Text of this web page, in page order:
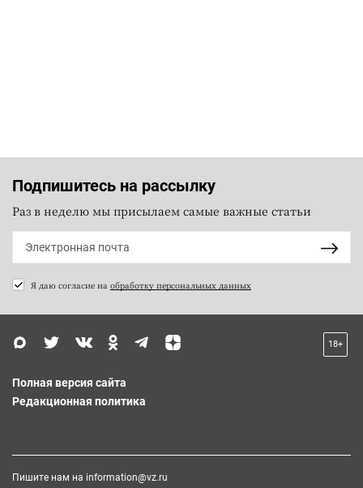
Подпишитесь на рассылку
Раз в неделю мы присылаем самые важные статьи
Я даю согласие на обработку персональных данных
18+
Полная версия сайта
Редакционная политика
Пишите нам на information@vz.ru